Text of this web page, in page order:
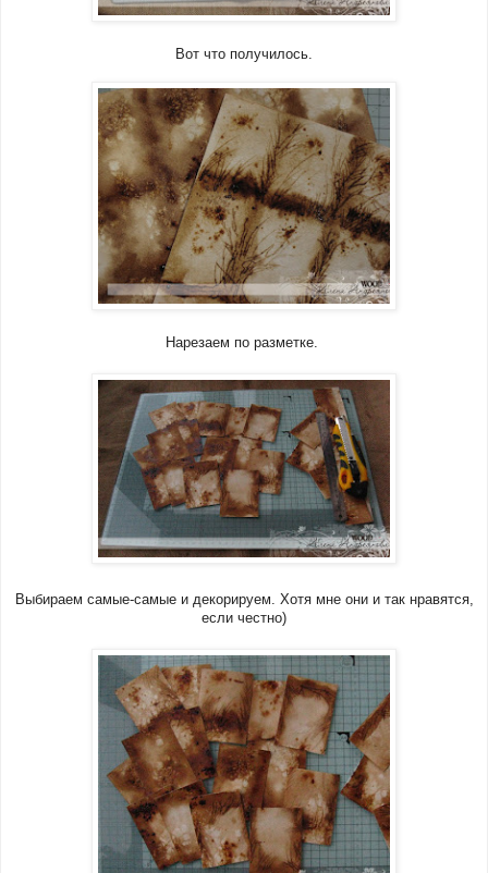
Вот что получилось.
Нарезаем по разметке.
Выбираем самые-самые и декорируем. Хотя мне они и так нравятся,
если честно)